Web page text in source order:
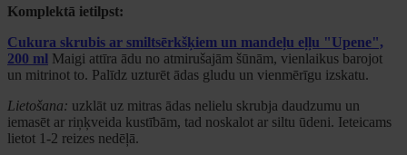
Komplektā ietilpst:
Cukura skrubis ar smiltsērkšķiem un mandeļu eļļu "Upene",
200 ml Maigi attīra ādu no atmirušajām šūnām, vienlaikus barojot
un mitrinot to. Palīdz uzturēt ādas gludu un vienmērīgu izskatu.
Lietošana: uzklāt uz mitras ādas nelielu skrubja daudzumu un
iemasēt ar riņķveida kustībām, tad noskalot ar siltu ūdeni. Ieteicams
lietot 1-2 reizes nedēļā.